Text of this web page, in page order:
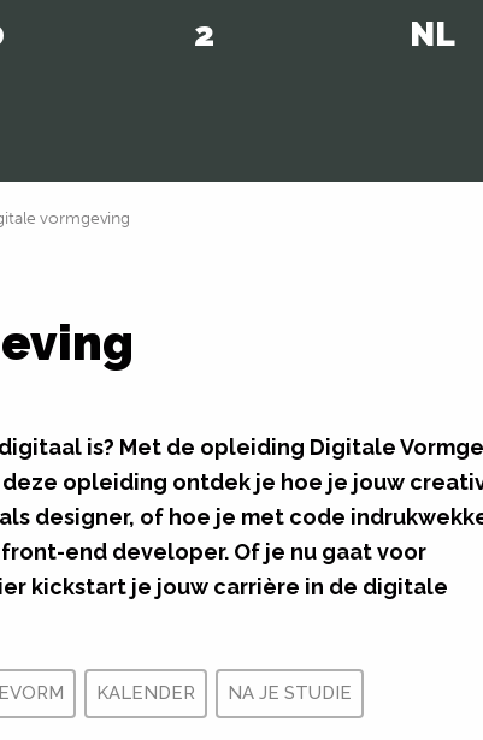
2 NL
vormgeving
is? Met de opleiding Digitale
deze opleiding ontdek je hoe je jouw
designer, of hoe je met code
end developer. Of je nu gaat voor
kickstart je jouw carrière in de digitale
KALENDER NA JE STUDIE